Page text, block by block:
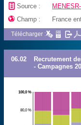
📄 Source :
 Champ : France
Télécharger :
06.02
Recrutement
- Campagnes
80,0 %
100,0 %